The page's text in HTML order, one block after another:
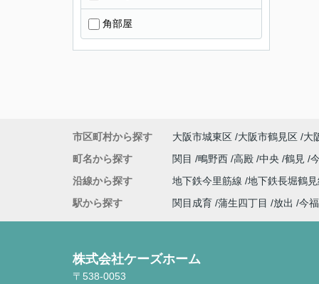
角部屋
市区町村から探す 大阪市城東区 大阪市鶴見区 大
町名から探す
関目 鴫野西 高殿 中央 鶴見
沿線から探す
地下鉄今里筋線 地下鉄長堀鶴
駅から探す
関目成育 蒲生四丁目 放出 今
株式会社ケーズホーム
〒538-0053